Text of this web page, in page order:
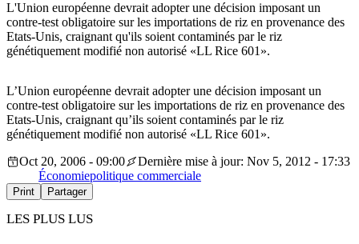
L'Union européenne devrait adopter une décision imposant un
contre-test obligatoire sur les importations de riz en provenance des
Etats-Unis, craignant qu'ils soient contaminés par le riz
génétiquement modifié non autorisé «LL Rice 601».
L’Union européenne devrait adopter une décision imposant un
contre-test obligatoire sur les importations de riz en provenance des
Etats-Unis, craignant qu’ils soient contaminés par le riz
génétiquement modifié non autorisé «LL Rice 601».
Oct 20, 2006 - 09:00
Dernière mise à jour: Nov 5, 2012 - 17:33
Économiepolitique commerciale
Print Partager
LES PLUS LUS